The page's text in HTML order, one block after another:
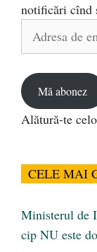
notificări cînd
Adresa
Mă abonez
Alătură-te
CELE MAI
Ministerul de
cip NU este